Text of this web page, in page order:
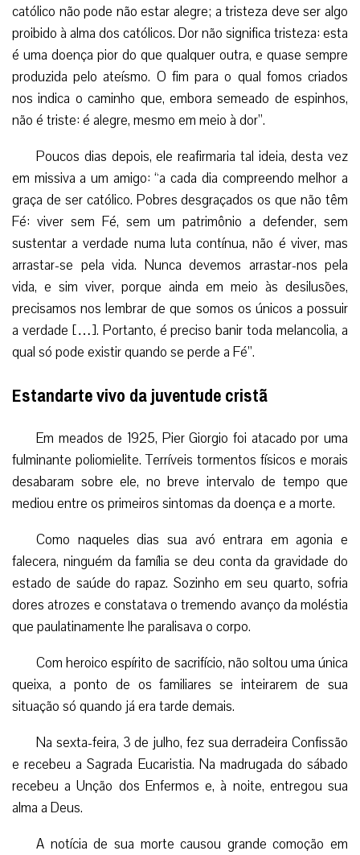
católico não pode não estar alegre; a tristeza deve ser algo
proibido à alma dos católicos. Dor não significa tristeza: esta
é uma doença pior do que qualquer outra, e quase sempre
produzida pelo ateísmo. O fim para o qual fomos criados
nos indica o caminho que, embora semeado de espinhos,
não é triste: é alegre, mesmo em meio à dor”.
Poucos dias depois, ele reafirmaria tal ideia, desta vez
em missiva a um amigo: “a cada dia compreendo melhor a
graça de ser católico. Pobres desgraçados os que não têm
Fé: viver sem Fé, sem um patrimônio a defender, sem
sustentar a verdade numa luta contínua, não é viver, mas
arrastar-se pela vida. Nunca devemos arrastar-nos pela
vida, e sim viver, porque ainda em meio às desilusões,
precisamos nos lembrar de que somos os únicos a possuir
a verdade […]. Portanto, é preciso banir toda melancolia, a
qual só pode existir quando se perde a Fé”.
Estandarte vivo da juventude cristã
Em meados de 1925, Pier Giorgio foi atacado por uma
fulminante poliomielite. Terríveis tormentos físicos e morais
desabaram sobre ele, no breve intervalo de tempo que
mediou entre os primeiros sintomas da doença e a morte.
Como naqueles dias sua avó entrara em agonia e
falecera, ninguém da família se deu conta da gravidade do
estado de saúde do rapaz. Sozinho em seu quarto, sofria
dores atrozes e constatava o tremendo avanço da moléstia
que paulatinamente lhe paralisava o corpo.
Com heroico espírito de sacrifício, não soltou uma única
queixa, a ponto de os familiares se inteirarem de sua
situação só quando já era tarde demais.
Na sexta-feira, 3 de julho, fez sua derradeira Confissão
e recebeu a Sagrada Eucaristia. Na madrugada do sábado
recebeu a Unção dos Enfermos e, à noite, entregou sua
alma a Deus.
A notícia de sua morte causou grande comoção em